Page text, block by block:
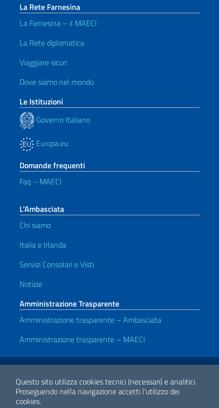
Questo sito utilizza cookies tecnici (necessari) e analitici.
Proseguendo nella navigazione accetti l'utilizzo dei
cookies.
La Rete Farnesina
La Farnesina – il MAECI
La Rete diplomatica
Viaggiare sicuri
Dove siamo nel mondo
Le Istituzioni
Governo Italiano
Europa.eu
Domande frequenti
Faq – MAECI
L’Ambasciata
Chi siamo
Italia e Irlanda
Servizi Consolari e Visti
Notizie
Amministrazione Trasparente
Amministrazione trasparente – Ambasciata
Amministrazione trasparente – MAECI
Link Utili